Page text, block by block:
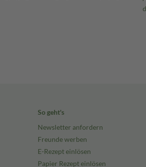
So geht's
Newsletter anfordern
Freunde werben
E-Rezept einlösen
Papier Rezept einlösen